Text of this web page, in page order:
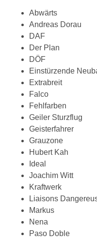
Abwärts
Andreas Dorau
DAF
Der Plan
DÖF
Einstürzende
Extrabreit
Falco
Fehlfarben
Geiler Sturzflug
Geisterfahrer
Grauzone
Hubert Kah
Ideal
Joachim Witt
Kraftwerk
Liaisons
Markus
Nena
Paso Doble